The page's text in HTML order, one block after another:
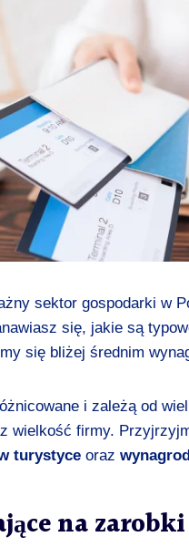
sektor gospodarki w
się, jakie są
się bliżej średnim
i zależą od
wielkość firmy.
turystyce oraz
na